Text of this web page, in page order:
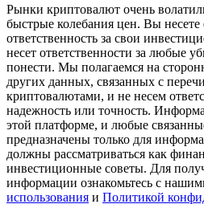
Precious Metals Trading
Trade Gold & Silver · 33,333
USDT New User Exclusive
USDT Flexible Staking | Daily
BTC New User Exclusive:
Рынки криптовалют очень
быстрые колебания цен. Вы
ответственность за свои
несет ответственности за любые
понести. Мы полагаемся на
других данных, связанных с
криптовалютами, и не несем
надежность или точность.
этой платформе, и любые
предназначены только для
должны рассматриваться как
инвестиционные советы. Для
информации ознакомьтесь с
использования и Политикой